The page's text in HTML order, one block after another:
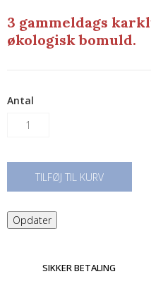
3 gammeldags
økologisk bomuld.
Antal
TILFØJ TIL KURV
SIKKER BETALING